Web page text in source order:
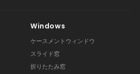
Windows
ケースメントウィンドウ
スライド窓
折りたたみ窓